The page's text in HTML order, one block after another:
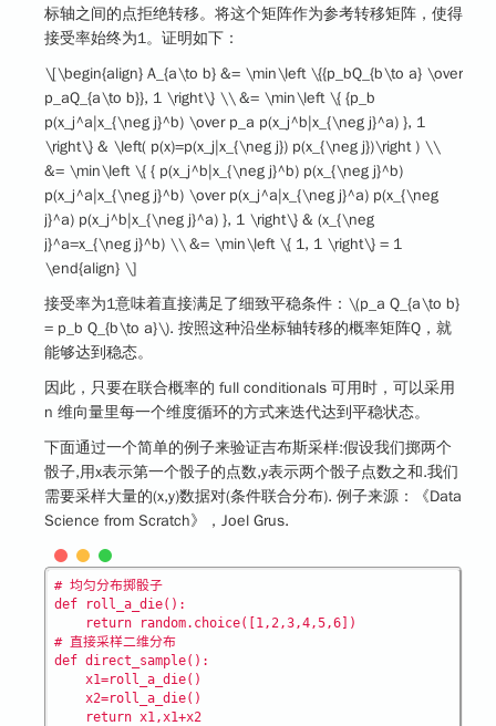
标轴之间的点拒绝转移。将这个矩阵作为参考转移矩阵，使得
接受率始终为1。证明如下：
\[\begin{align} A_{a\to b} &= \min\left \{{p_bQ_{b\to a} \over
p_aQ_{a\to b}}, 1 \right\} \\ &= \min\left \{ {p_b
p(x_j^a|x_{\neg j}^b) \over p_a p(x_j^b|x_{\neg j}^a) }, 1
\right\} & \left( p(x)=p(x_j|x_{\neg j}) p(x_{\neg j})\right ) \\
&= \min\left \{ { p(x_j^b|x_{\neg j}^b) p(x_{\neg j}^b)
p(x_j^a|x_{\neg j}^b) \over p(x_j^a|x_{\neg j}^a) p(x_{\neg
j}^a) p(x_j^b|x_{\neg j}^a) }, 1 \right\} & (x_{\neg
j}^a=x_{\neg j}^b) \\ &= \min\left \{ 1, 1 \right\} = 1
\end{align} \]
接受率为1意味着直接满足了细致平稳条件： \(p_a Q_{a\to b}
= p_b Q_{b\to a}\). 按照这种沿坐标轴转移的概率矩阵Q，就
能够达到稳态。
因此，只要在联合概率的 full conditionals 可用时，可以采用
n 维向量里每一个维度循环的方式来迭代达到平稳状态。
下面通过一个简单的例子来验证吉布斯采样:假设我们掷两个
骰子,用x表示第一个骰子的点数,y表示两个骰子点数之和.我们
需要采样大量的(x,y)数据对(条件联合分布). 例子来源：《Data
Science from Scratch》，Joel Grus.
# 均匀分布掷骰子
def roll_a_die():
    return random.choice([1,2,3,4,5,6])
# 直接采样二维分布
def direct_sample():
    x1=roll_a_die()
    x2=roll_a_die()
    return x1,x1+x2